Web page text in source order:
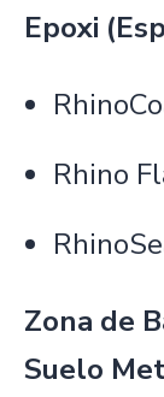
Epoxi
Rhino
Zona de
Suelo